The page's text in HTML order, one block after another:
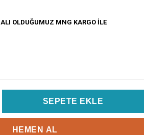
OLDUĞUMUZ MNG KARGO İLE